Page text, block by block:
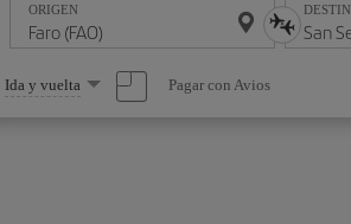
ORIGEN
Seleccione
una
opción
Ida y vuelta Pagar con Avios